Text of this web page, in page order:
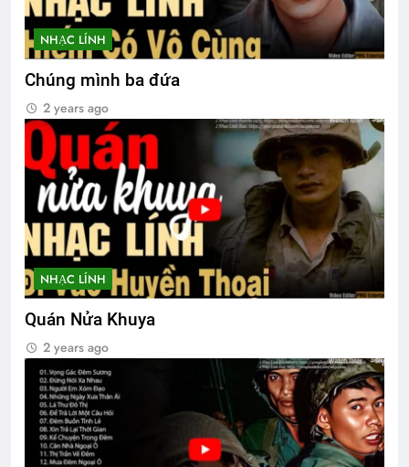
NHẠC LÍNH
Chúng mình ba đứa
2 years ago
NHẠC LÍNH
Quán Nửa Khuya
2 years ago